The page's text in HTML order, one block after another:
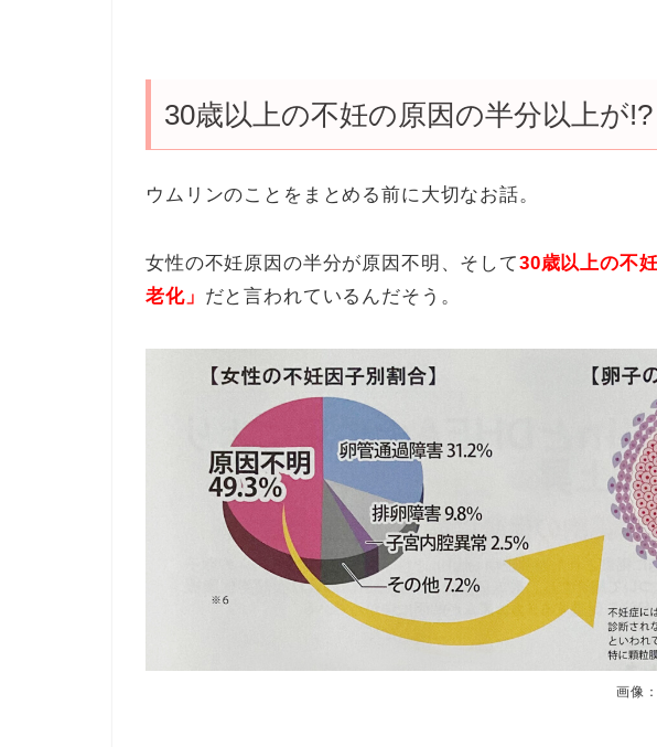
30歳以上の不妊の原因の半分以上が!?
ウムリンのことをまとめる前に大切なお話。
女性の不妊原因の半分が原因不明、そして30歳以上の不
老化」 だと言われているんだそう。
画像